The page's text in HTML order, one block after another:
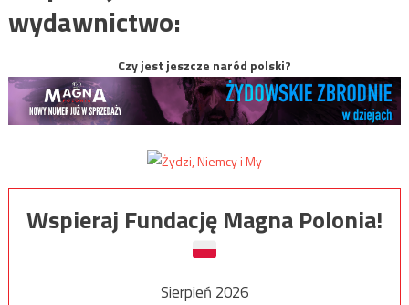
wydawnictwo:
Czy jest jeszcze naród polski?
Wspieraj Fundację Magna Polonia!
Sierpień 2026